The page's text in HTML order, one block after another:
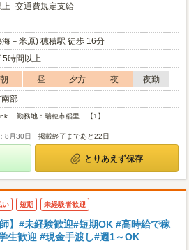
+交通費規定支給
－米原) 穂積駅 徒歩 16分
5時間以上
朝 昼 夕方 夜
夜勤
部
勤務地：瑞穂市稲里 【1】
8月30日 掲載終了まであと22日
とりあえず保存
い 短期 未経験者歓迎
師】#未経験歓迎#短期OK #高時給で稼
生歓迎 #現金手渡し#週1～OK